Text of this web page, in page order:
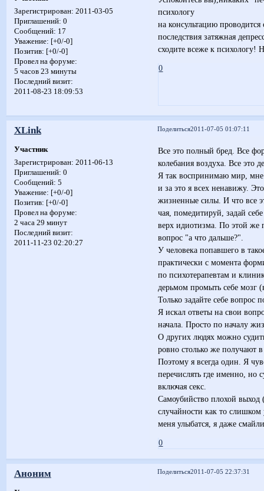
Зарегистрирован: 2011-03-05
Приглашений: 0
Сообщений: 17
Уважение: [+0/-0]
Позитив: [+0/-0]
Провел на форуме:
5 часов 23 минуты
Последний визит:
2011-08-23 18:09:53
психологу
на консультацию
последствия затяжная
сходите всеже к психологу!
0
Поделиться2011-07-05 01:07:11
XLink
Участник
Зарегистрирован: 2011-06-13
Приглашений: 0
Сообщений: 5
Уважение: [+0/-0]
Позитив: [+0/-0]
Провел на форуме:
2 часа 29 минут
Последний визит:
2011-11-23 02:20:27
Все это полный бред. Все
колебания воздуха. Все это
Я так воспринимаю мир, мне
и за это я всех ненавижу.
жизненные силы. И что все
чая, помедитируй, задай
верх идиотизма. По этой же
вопрос "а что дальше?".
У человека попавшего в
практически с момента
по психотерапевтам и
дерьмом промыть себе мозг
Только задайте себе вопрос
Я искал ответы на свои
начала. Просто по началу
О других людях можно
ровно столько же получают
Поэтому я всегда один. Я
перечислять где именно, но
включая секс.
Самоубийство плохой
случайности как то слишком
меня улыбатся, я даже
0
Поделиться2011-07-05 22:37:31
Аноним